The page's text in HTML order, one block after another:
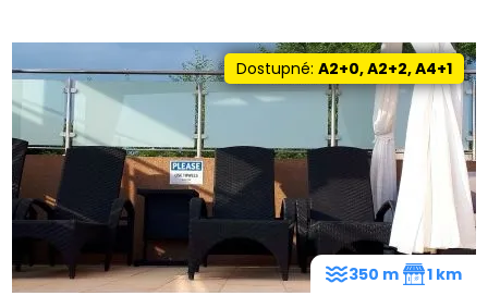
Dostupné:A2+0, A2+2, A4+1
350 m 1 km